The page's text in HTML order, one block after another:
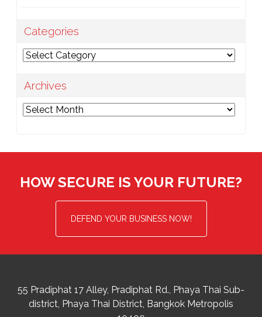
Categories
Categories
Archives
Archives
HOW SECURE IS YOUR FUTURE?
DEFEND YOUR BUSINESS NOW!
55 Pradiphat 17 Alley, Pradiphat Rd., Phaya Thai Sub-
district Phaya Thai District, Bangkok Metropolis